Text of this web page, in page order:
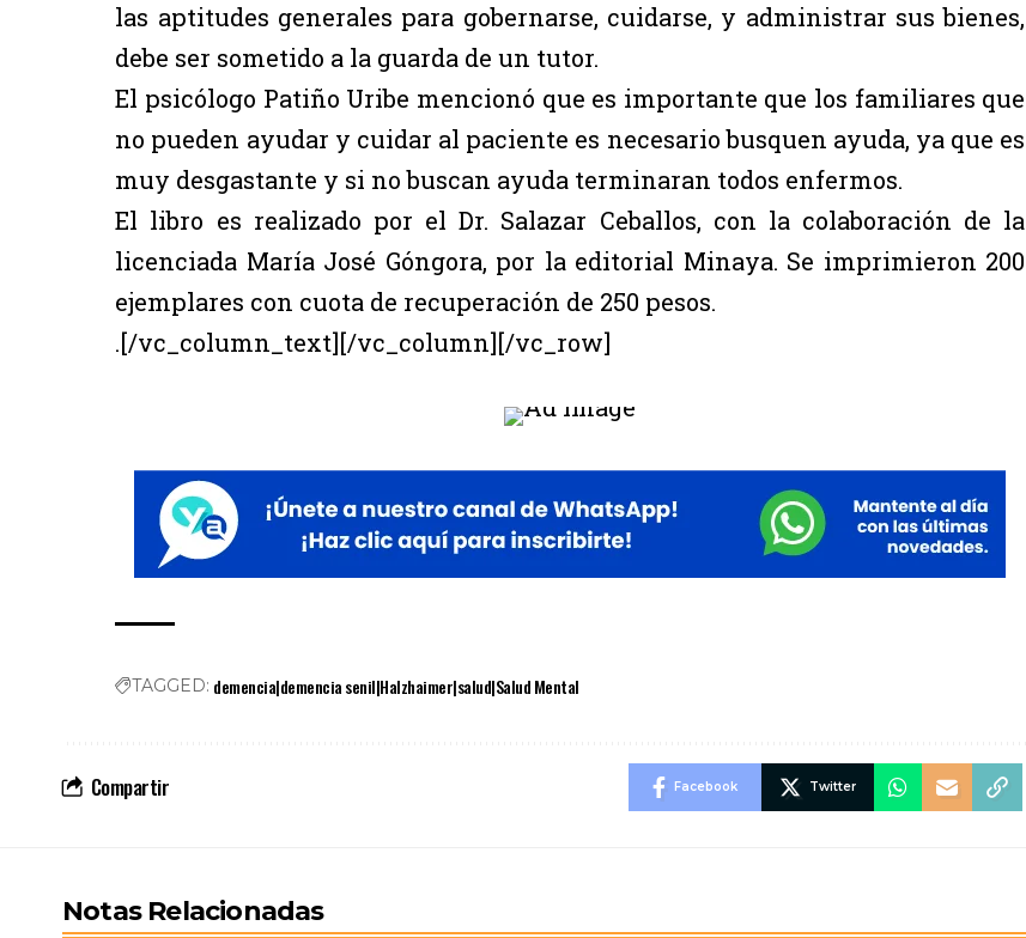
las aptitudes generales para gobernarse, cuidarse, y administrar sus bienes,
debe ser sometido a la guarda de un tutor.
El psicólogo Patiño Uribe mencionó que es importante que los familiares que
no pueden ayudar y cuidar al paciente es necesario busquen ayuda, ya que es
muy desgastante y si no buscan ayuda terminaran todos enfermos.
El libro es realizado por el Dr. Salazar Ceballos, con la colaboración de la
licenciada María José Góngora, por la editorial Minaya. Se imprimieron 200
ejemplares con cuota de recuperación de 250 pesos.
.[/vc_column_text][/vc_column][/vc_row]
TAGGED: demencia|demencia senil|Halzhaimer|salud|Salud Mental
Compartir Facebook Twitter
Notas Relacionadas